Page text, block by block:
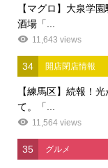
【マグロ】大泉学
酒場「...
11,643 views
34 開店閉店情報
【練馬区】続報！
て。「...
11,564 views
35 グルメ